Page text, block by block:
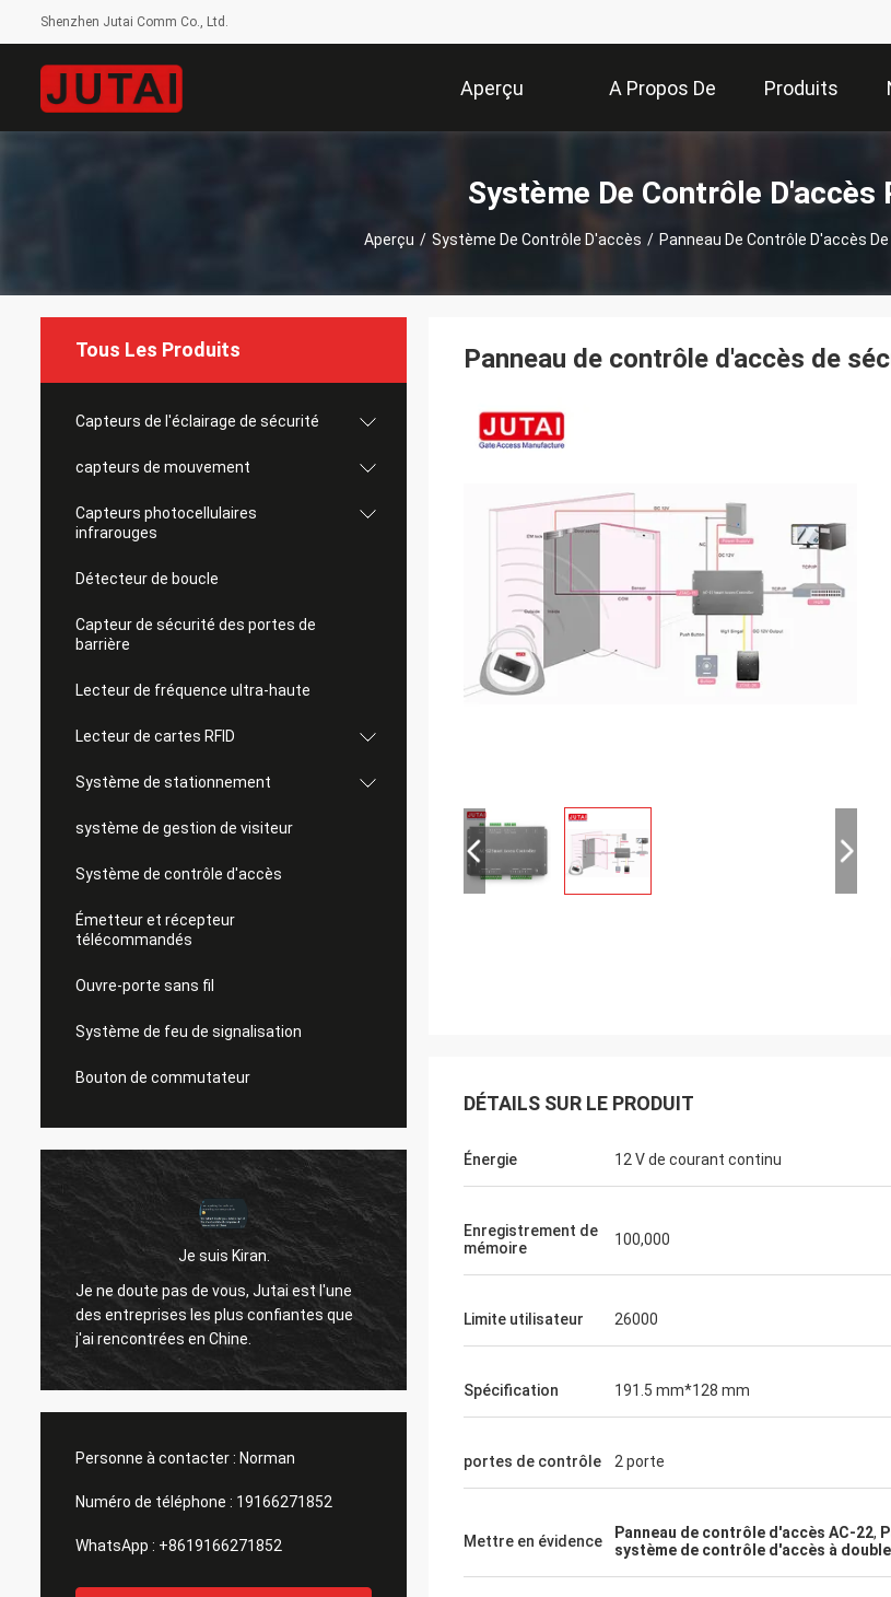
Shenzhen Jutai Comm Co., Ltd.
Aperçu A Propos De Produits
Système De Contrôle D'accès
Aperçu / Système De Contrôle D'accès / Panneau De Contrôle D'accès
Tous Les Produits
Capteurs de l'éclairage de sécurité
capteurs de mouvement
Capteurs photocellulaires
infrarouges
Détecteur de boucle
Capteur de sécurité des portes de
barrière
Lecteur de fréquence ultra-haute
Lecteur de cartes RFID
Système de stationnement
système de gestion de visiteur
Système de contrôle d'accès
Émetteur et récepteur
télécommandés
Ouvre-porte sans fil
Système de feu de signalisation
Bouton de commutateur
Je suis Kiran.
Je ne doute pas de vous, Jutai est l'une
des entreprises les plus confiantes que
j'ai rencontrées en Chine.
Le Burook
Bonjour Norman, je me suis rappelé que je
passé.ils ont adoré l'article (en supposant
qu'il tiendra pendant les 10 prochaines
Personne à contacter : Norman
Numéro de téléphone : 19166271852
WhatsApp : +8619166271852
Panneau de contrôle d'accès de
DÉTAILS SUR LE PRODUIT
Énergie 12 V de courant continu
Enregistrement de
mémoire
100,000
Limite utilisateur 26000
Spécification 191.5 mm*128 mm
portes de contrôle 2 porte
Mettre en évidence Panneau de contrôle d'accès AC-22,
système de contrôle d'accès à